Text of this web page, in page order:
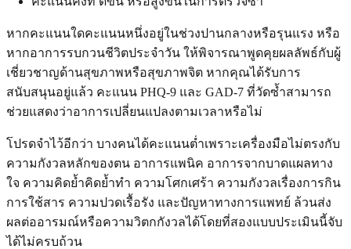
หากคะแนนใดคะแนนหนึ่งอยู่ในช่วงปานกลางหรือรุนแรง หรือ
หากอาการรบกวนชีวิตประจำวัน ให้พิจารณาพูดคุยผลลัพธ์กับผู้
เชี่ยวชาญด้านสุขภาพหรือสุขภาพจิต หากคุณได้รับการ
สนับสนุนอยู่แล้ว คะแนน PHQ-9 และ GAD-7 ที่วัดซ้ำสามารถ
ช่วยแสดงว่าอาการเปลี่ยนแปลงตามเวลาหรือไม่
โปรดจำไว้อีกว่า บางคนได้คะแนนต่ำเพราะเครื่องมือไม่ตรงกับ
ความกังวลหลักของตน อาการแพนิค อาการจากบาดแผลทาง
ใจ ความคิดย้ำคิดย้ำทำ ความโศกเศร้า ความกังวลเรื่องการกิน
การใช้สาร ความปวดเรื้อรัง และปัญหาทางการแพทย์ ล้วนส่ง
ผลต่ออารมณ์หรือความวิตกกังวลได้โดยที่สองแบบประเมินนี้จับ
ได้ไม่ครบถ้วน